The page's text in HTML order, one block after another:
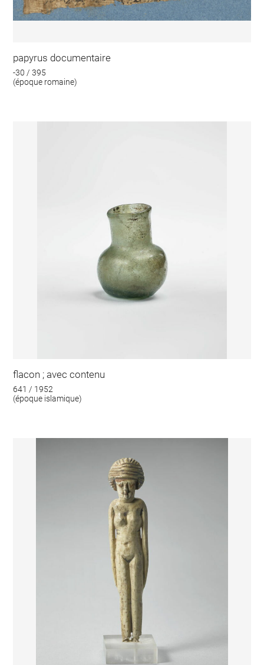
papyrus documentaire
-30 / 395
(époque romaine)
flacon ; avec contenu
641 / 1952
(époque islamique)